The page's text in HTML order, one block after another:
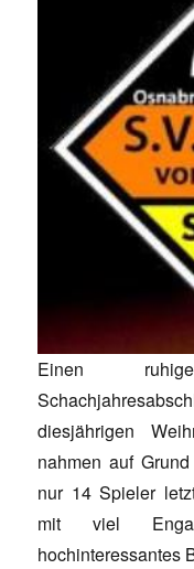
Einen
diesjährigen
nahmen auf
nur 14 Spieler
mit viel
hochinteressantes